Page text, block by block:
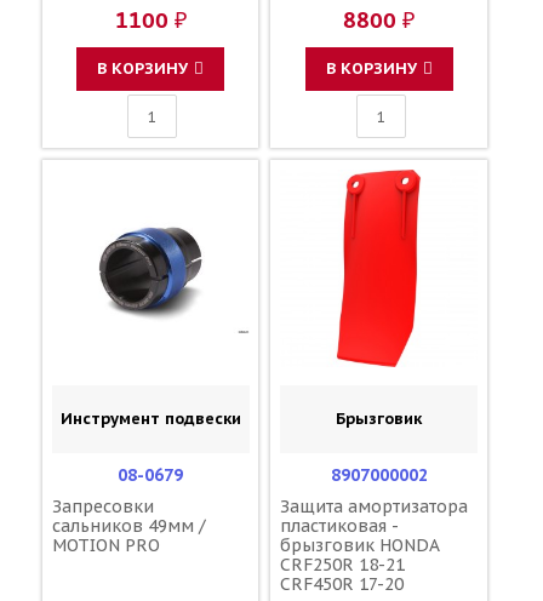
710 22321-KF0-000
1100 ₽
В КОРЗИНУ
43351-KZ4-J40D 43351-
MEN-A10 43351-KRN-
8800 ₽
В КОРЗИНУ
Инструмент подвески
08-0679
Запресовки
сальников 49мм /
MOTION PRO
Брызговик
8907000002
Защита амортизатора
пластиковая -
брызговик HONDA
CRF250R 18-21
CRF450R 17-20